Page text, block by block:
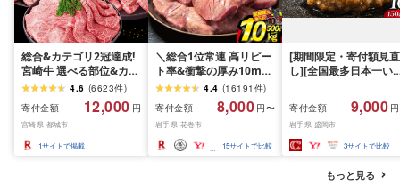
総合&カテゴリ2冠達成!
宮崎牛 選べる部位&カッ
ト (赤身&霜降り)or(赤身
のみ) 500g 1kg 2kg[発
送時期が選べる] 牛肉 焼
肉 すき焼き しゃぶしゃ
ぶ ステーキ ギフト お中
4.6 (6623件)
寄付金額
12,000 円
宮崎県 都城市
1サイトで掲載
＼総合1位常連 高リピー
ト率&衝撃の厚み10mm
厚切り牛タン 塩味/ ≪ス
ピード発送!!10営業日以
内発送≫ 選べる内容量
500g / 1kg 定期便 毎月
届く 牛肉 肉 BBQ ふるさ
と 人気 ランキング 岩手
4.4 (16191 件)
寄付金額
8,000 円〜
岩手県 花巻市
15サイトで比較
[期間限定・寄付額見直
し][全国最多日本一い
1.5kg(150g×10個) い
て牛 × 岩中豚 ハンバー
グ 合挽き 合い挽き 黒
和牛 人気 冷凍 個包装
分け 冷凍 牛肉 豚肉 和
ビーフ ポーク はんば
ぐ 挽肉 お肉 ミンチ 肉
寄付金額 9,000
岩手県 盛岡市
3サイトで比較
もっと見る